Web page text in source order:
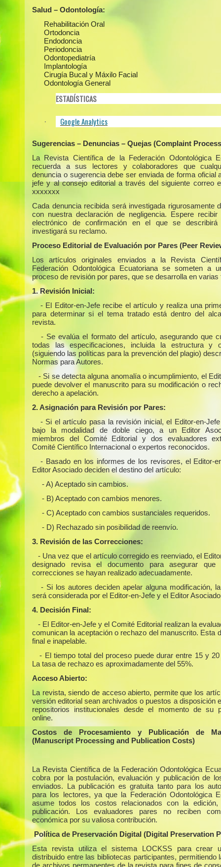
Salud – Odontología:
Rehabilitación Oral
Ortodoncia
Endodoncia
Periodoncia
Odontopediatría
Implantología
Cirugía Bucal y Máxilo Facial
Odontología General
ESTADÍSTICAS
· Google Analytics
Sugerencias – Denuncias – Quejas (Complaint
La Revista Científica de la Federación Odontológica
recuerda a sus lectores y colaboradores que
denuncia o sugerencia debe ser enviada de forma oficial
jefe y al consejo editorial a través del siguiente correo
xxxxxxx
Cada denuncia recibida será investigada rigurosamente
con nuestra declaración de negligencia. Espere
electrónico de confirmación en el que se
investigará su reclamo.
Proceso Editorial de Evaluación por Pares (Peer
Los artículos originales enviados a la Revista
Federación Odontológica Ecuatoriana se someten a
proceso de revisión por pares, que se desarrolla en varias
1. Revisión Inicial:
- El Editor-en-Jefe recibe el artículo y realiza una
para determinar si el tema tratado está dentro del
revista.
- Se evalúa el formato del artículo, asegurando que
todas las especificaciones, incluida la estructura y
(siguiendo las políticas para la prevención del plagio)
Normas para Autores.
- Si se detecta alguna anomalía o incumplimiento, el
puede devolver el manuscrito para su modificación o
derecho a apelación.
2. Asignación para Revisión por Pares:
- Si el artículo pasa la revisión inicial, el Editor-en-
bajo la modalidad de doble ciego, a un Editor
miembros del Comité Editorial y dos evaluadores
Comité Científico Internacional o expertos reconocidos.
- Basado en los informes de los revisores, el Editor-
Editor Asociado deciden el destino del artículo:
- A) Aceptado sin cambios.
- B) Aceptado con cambios menores.
- C) Aceptado con cambios sustanciales requeridos.
- D) Rechazado sin posibilidad de reenvío.
3. Revisión de las Correcciones:
- Una vez que el artículo corregido es reenviado, el
designado revisa el documento para asegurar que
correcciones se hayan realizado adecuadamente.
- Si los autores deciden apelar alguna modificación,
será considerada por el Editor-en-Jefe y el Editor
4. Decisión Final:
- El Editor-en-Jefe y el Comité Editorial realizan la
comunican la aceptación o rechazo del manuscrito. Esta
final e inapelable.
- El tiempo total del proceso puede durar entre 15 y
La tasa de rechazo es aproximadamente del 55%.
Acceso Abierto:
La revista, siendo de acceso abierto, permite que los
versión editorial sean archivados o puestos a disposición
repositorios institucionales desde el momento de su
online.
Costos de Procesamiento y Publicación de
(Manuscript Processing and Publication Costs)
La Revista Científica de la Federación Odontológica
cobra por la postulación, evaluación y publicación de
enviados. La publicación es gratuita tanto para los
para los lectores, ya que la Federación Odontológica
asume todos los costos relacionados con la
publicación. Los evaluadores pares no reciben
económica por su valiosa contribución.
Política de Preservación Digital (Digital Preservation
Esta revista utiliza el sistema LOCKSS para crear
distribuido entre las bibliotecas participantes, permitiendo
de archivos permanentes de la revista para fines de